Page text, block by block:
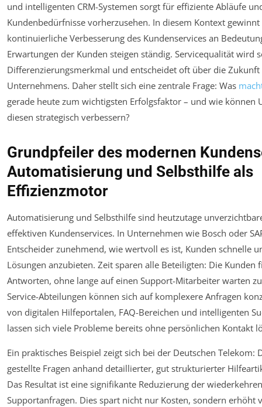
und intelligenten CRM-Systemen sorgt für effiziente Abläufe
Kundenbedürfnisse vorherzusehen. In diesem Kontext gewinnt
kontinuierliche Verbesserung des Kundenservices an
Erwartungen der Kunden steigen ständig. Servicequalität wird
Differenzierungsmerkmal und entscheidet oft über die Zukunft
Unternehmens. Daher stellt sich eine zentrale Frage: Was
gerade heute zum wichtigsten Erfolgsfaktor – und wie können
diesen strategisch verbessern?
Grundpfeiler des modernen
Automatisierung und Selbsthilfe als
Effizienzmotor
Automatisierung und Selbsthilfe sind heutzutage
effektiven Kundenservices. In Unternehmen wie Bosch oder
Entscheider zunehmend, wie wertvoll es ist, Kunden schnelle
Lösungen anzubieten. Zeit sparen alle Beteiligten: Die Kunden
Antworten, ohne lange auf einen Support-Mitarbeiter warten
Service-Abteilungen können sich auf komplexere Anfragen
von digitalen Hilfeportalen, FAQ-Bereichen und intelligenten
lassen sich viele Probleme bereits ohne persönlichen Kontakt
Ein praktisches Beispiel zeigt sich bei der Deutschen Telekom:
gestellte Fragen anhand detaillierter, gut strukturierter
Das Resultat ist eine signifikante Reduzierung der
Supportanfragen. Dies spart nicht nur Kosten, sondern erhöht